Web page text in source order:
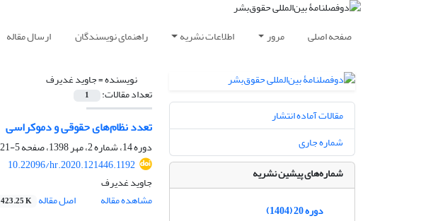
صفحه اصلی مرور اطلاعات نشریه راهنمای نویسندگان ارسال مقاله
نویسنده =جاوید غدیرف
تعداد مقالات: 1
تعدد نظام‌های حقوقی و دموکراسی
دوره 14، شماره 2، مهر 1398، صفحه
5-21
10.22096/hr.2020.121446.1192
جاوید غدیرف
مشاهده مقاله
اصل مقاله 423.25 K
مقالات آماده انتشار
شماره جاری
شماره‌های پیشین نشریه
دوره 20 (1404)